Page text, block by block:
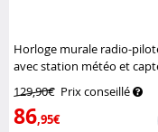
Horloge murale radio-
avec station météo et
129,90€ Prix conseillé
86,95€